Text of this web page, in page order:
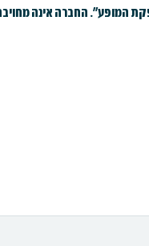
החברה אינה מחויבת